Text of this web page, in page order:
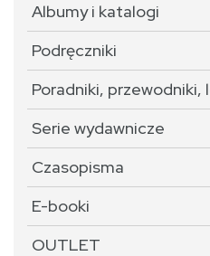
Albumy i katalogi
Podręczniki
Poradniki, przewodniki,
Serie wydawnicze
Czasopisma
E-booki
OUTLET